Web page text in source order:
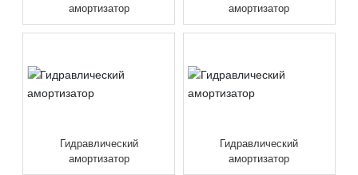
амортизатор
амортизатор
Гидравлический
амортизатор
Гидравлический
амортизатор